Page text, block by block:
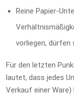
Reine Papier-
vorliegen, dürfen
Für den letzten
lautet, dass jedes
Verkauf einer